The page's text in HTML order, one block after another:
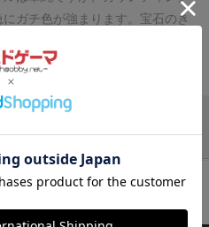
です！単純でありつつのルールの
るための種類がない！」とか、手
ら出さないといけないので、集め
を大量に場に出さないといけなか
手の獲得した鳥を見て、出しては
したり、手札が0になったプレ
てたくない手札が消えたりするア
ガチ色が強まります。 宝石のき
す。 つまり、私好み。
ャッフル。
いうまにゲームバランス
に追加する